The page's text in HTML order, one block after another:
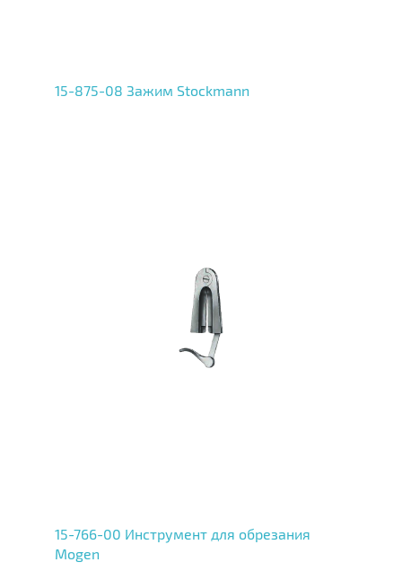
15-875-08 Зажим Stockmann
15-766-00 Инструмент для обрезания
Mogen